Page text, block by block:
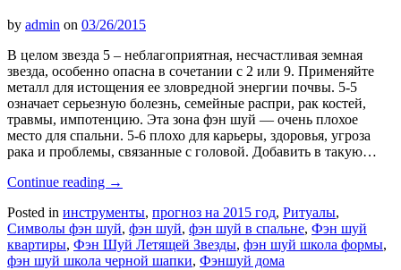
by admin on 03/26/2015
В целом звезда 5 – неблагоприятная, несчастливая земная
звезда, особенно опасна в сочетании с 2 или 9. Применяйте
металл для истощения ее зловредной энергии почвы. 5-5
означает серьезную болезнь, семейные распри, рак костей,
травмы, импотенцию. Эта зона фэн шуй — очень плохое
место для спальни. 5-6 плохо для карьеры, здоровья, угроза
рака и проблемы, связанные с головой. Добавить в такую…
Continue reading →
Posted in инструменты, прогноз на 2015 год, Ритуалы,
Символы фэн шуй, фэн шуй, фэн шуй в спальне, Фэн шуй
квартиры, Фэн Шуй Летящей Звезды, фэн шуй школа формы,
фэн шуй школа черной шапки, Фэншуй дома